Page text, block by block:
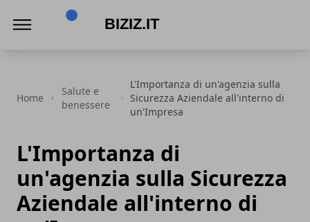
Home
Salute e
benessere
L'Importanza di un'agenzia sulla
Sicurezza Aziendale all'interno di
un'Impresa
L'Importanza di
un'agenzia sulla Sicurezza
Aziendale all'interno di